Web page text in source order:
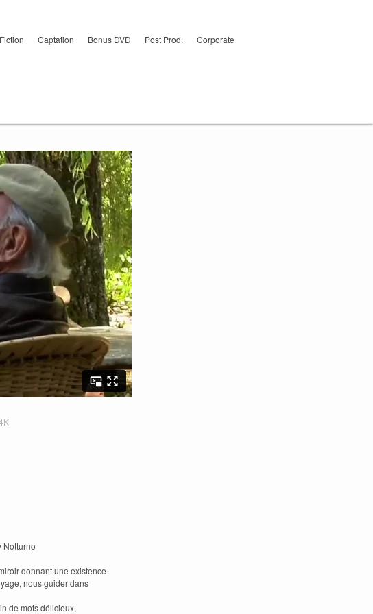
Fiction Captation Bonus DVD Post Prod. Corporate
Notturno
donnant une existence
nous guider dans
de mots délicieux,